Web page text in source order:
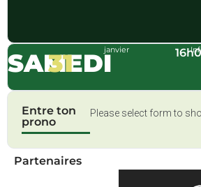
SAMEDI
31 janvier
Entre ton
prono
Please select form to
Partenaires